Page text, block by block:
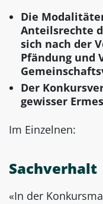
Die
Anteilsrechte
sich nach der
Pfändung und
Der
gewisser
Im Einzelnen:
Sachverhalt
«In der